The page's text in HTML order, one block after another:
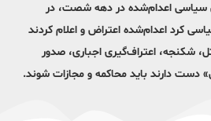
سیاسی اعدام‌شده در دهه شصت،‌ در
کرد اعدام‌شده اعتراض و اعلام کردند
شکنجه، اعتراف‌گیری اجباری، صدور
دست دارند باید محاکمه و مجازات شوند.